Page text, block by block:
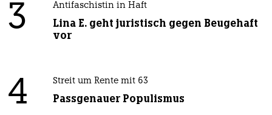
3 Antifaschistin in Haft
Lina E. geht juristisch gegen Beugehaft
vor
4 Streit um Rente mit 63
Passgenauer Populismus